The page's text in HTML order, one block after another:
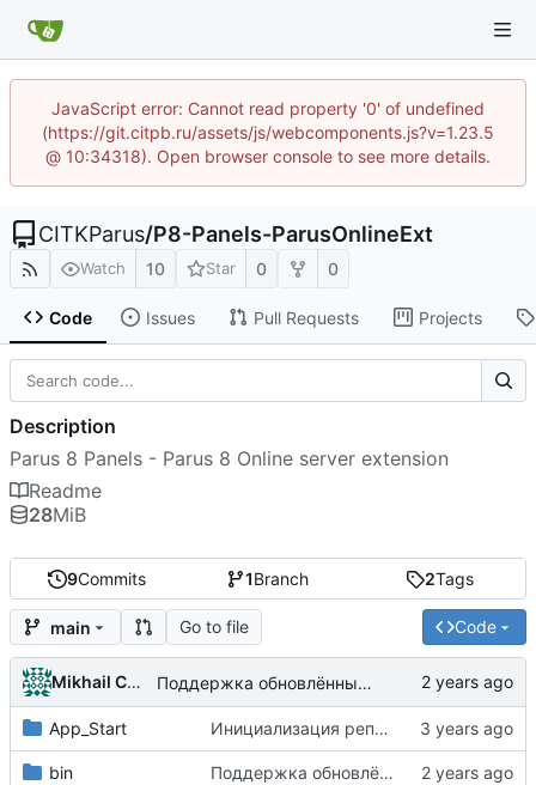
JavaScript error: Cannot read property '0' of undefined
(https://git.citpb.ru/assets/js/webcomponents.js?v=1.23.5
@ 10:34318). Open browser console to see more details.
CITKParus/P8-Panels-ParusOnlineExt
Watch 10 Star 0 0
Code Issues Pull Requests Projects
9Commits 1Branch 2Tags
main Go to file Code
Mikhail Chechnev Поддержка обновлённых программных интерфейсов Парус-Онлайн от 30.10.2024
App_Start Инициализация репозитория сборки
bin Поддержка обновлённых программных интерфейсов Парус-Онлайн от 30.10.2024
Description
Parus 8 Panels - Parus 8 Online server extension
Readme
28MiB